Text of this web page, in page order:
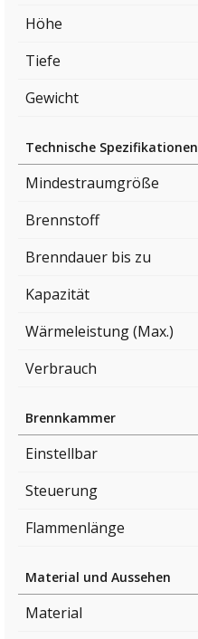
Höhe
Tiefe
Gewicht
Technische Spezifikationen
Mindestraumgröße
Brennstoff
Brenndauer bis zu
Kapazität
Wärmeleistung (Max.)
Verbrauch
Brennkammer
Einstellbar
Steuerung
Flammenlänge
Material und Aussehen
Material